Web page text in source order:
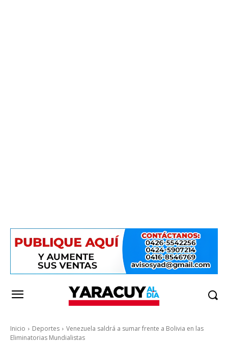
Inicio Deportes
Venezuela saldrá a sumar frente a Bolivia en las
Eliminatorias Mundialistas